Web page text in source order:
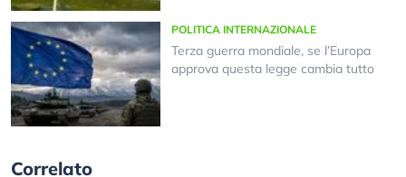
POLITICA INTERNAZIONALE
Terza guerra mondiale, se l’Europa
approva questa legge cambia tutto
Correlato